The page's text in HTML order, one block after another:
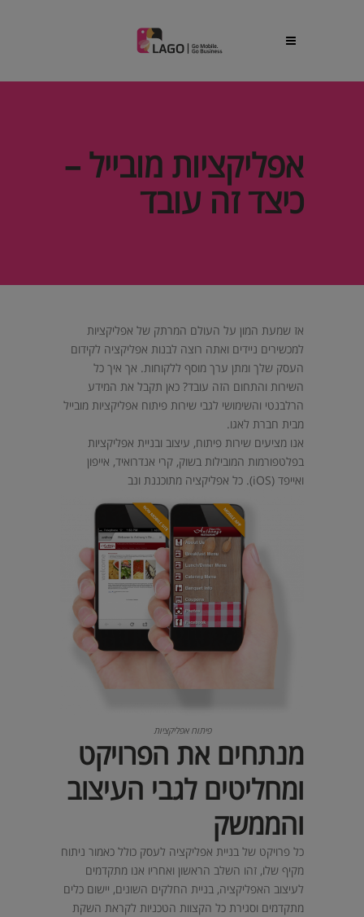
אפליקציות מובייל –
כיצד זה עובד
אז שמעת המון על העולם המרתק של אפליקציות
למכשירים ניידים ואתה רוצה לבנות אפליקציה לקידום
העסק שלך ומתן ערך מוסף ללקוחות. אך איך כל
השירות והתחום הזה עובד? כאן תקבל את המידע
הרלבנטי והשימושי לגבי שירות פיתוח אפליקציות מובייל
מבית חברת לאגו.
אנו מציעים שירות פיתוח, עיצוב ובניית אפליקציות
בפלטפורמות המובילות בשוק, קרי אנדרואיד, אייפון
ואייפד (iOS). כל אפליקציה מתוכננת ונב
פיתוח אפליקציות
מנתחים את הפרויקט
ומחליטים לגבי העיצוב
והממשק
כל פרויקט של בניית אפליקציה לעסק כולל כאמור ניתוח
מקיף שלו, זהו השלב הראשון ואחריו אנו מתקדמים
לעיצוב האפליקציה, בניית החלקים השונים, יישום כלים
מתקדמים וסגירת כל הקצוות הטכניות לקראת השקת